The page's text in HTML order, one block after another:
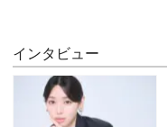
インタビュー